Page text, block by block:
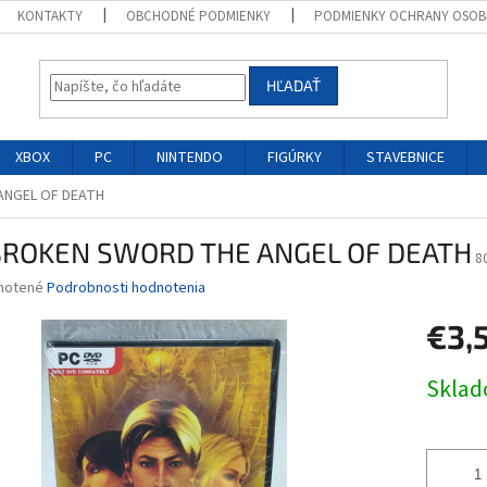
KONTAKTY OBCHODNÉ PODMIENKY PODMIENKY OCHRANY
HĽADAŤ
XBOX PC NINTENDO FIGÚRKY STAVEBNICE
OF DEATH
SWORD THE ANGEL OF DEATH
Podrobnosti hodnotenia
cena: